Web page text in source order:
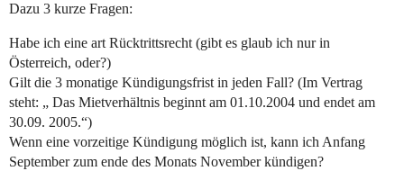
Dazu 3 kurze Fragen:
Habe ich eine art Rücktrittsrecht (gibt es glaub ich nur in
Österreich, oder?)
Gilt die 3 monatige Kündigungsfrist in jeden Fall? (Im Vertrag
steht: „ Das Mietverhältnis beginnt am 01.10.2004 und endet am
30.09. 2005.“)
Wenn eine vorzeitige Kündigung möglich ist, kann ich Anfang
September zum ende des Monats November kündigen?